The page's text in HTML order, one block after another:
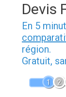
Devis
En 5
région.
Gratuit,
1 2